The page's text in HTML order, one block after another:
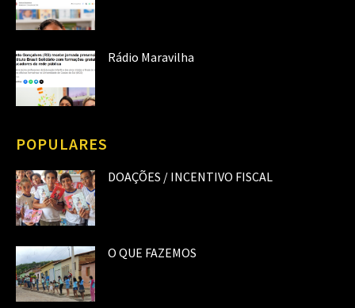
Rádio Maravilha
POPULARES
DOAÇÕES / INCENTIVO FISCAL
O QUE FAZEMOS